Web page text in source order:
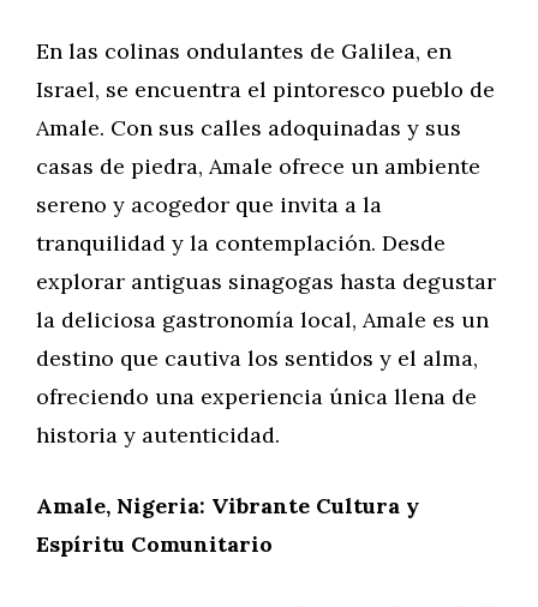
En las colinas ondulantes de Galilea, en
Israel, se encuentra el pintoresco pueblo de
Amale. Con sus calles adoquinadas y sus
casas de piedra, Amale ofrece un ambiente
sereno y acogedor que invita a la
tranquilidad y la contemplación. Desde
explorar antiguas sinagogas hasta degustar
la deliciosa gastronomía local, Amale es un
destino que cautiva los sentidos y el alma,
ofreciendo una experiencia única llena de
historia y autenticidad.
Amale, Nigeria: Vibrante Cultura y
Espíritu Comunitario